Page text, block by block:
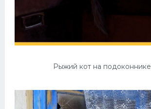
Рыжий кот на подоконнике